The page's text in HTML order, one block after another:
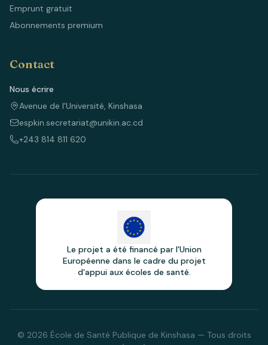
Emprunt gratuit
Abonnements premium
Contact
Nous écrire
Avenue de l'Université, Kinshasa
espkin.secretariat@unikin.ac.cd
+243 814 811 620
Le projet a été financé par l'Union
Européenne dans le cadre du projet
d'appui aux écoles de santé.
© 2026 École de Santé Publique de Kinshasa — Tous droits